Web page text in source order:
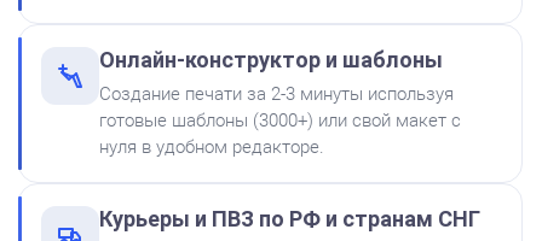
300
Shiny SP-2F 88х57мм
Онлайн-конструктор и шаблоны
Создание печати за 2-3 минуты используя
готовые шаблоны (3000+) или свой макет с
нуля в удобном редакторе.
Курьеры и ПВЗ по РФ и странам СНГ